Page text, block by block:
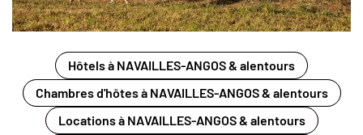
Hôtels à NAVAILLES-ANGOS & alentours
Chambres d'hôtes à NAVAILLES-ANGOS & alentours
Locations à NAVAILLES-ANGOS & alentours